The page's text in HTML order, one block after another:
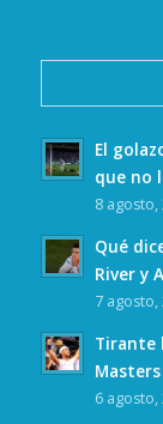
El
que no
8 agosto,
Qué
River y
7 agosto,
Tirante
6 agosto,